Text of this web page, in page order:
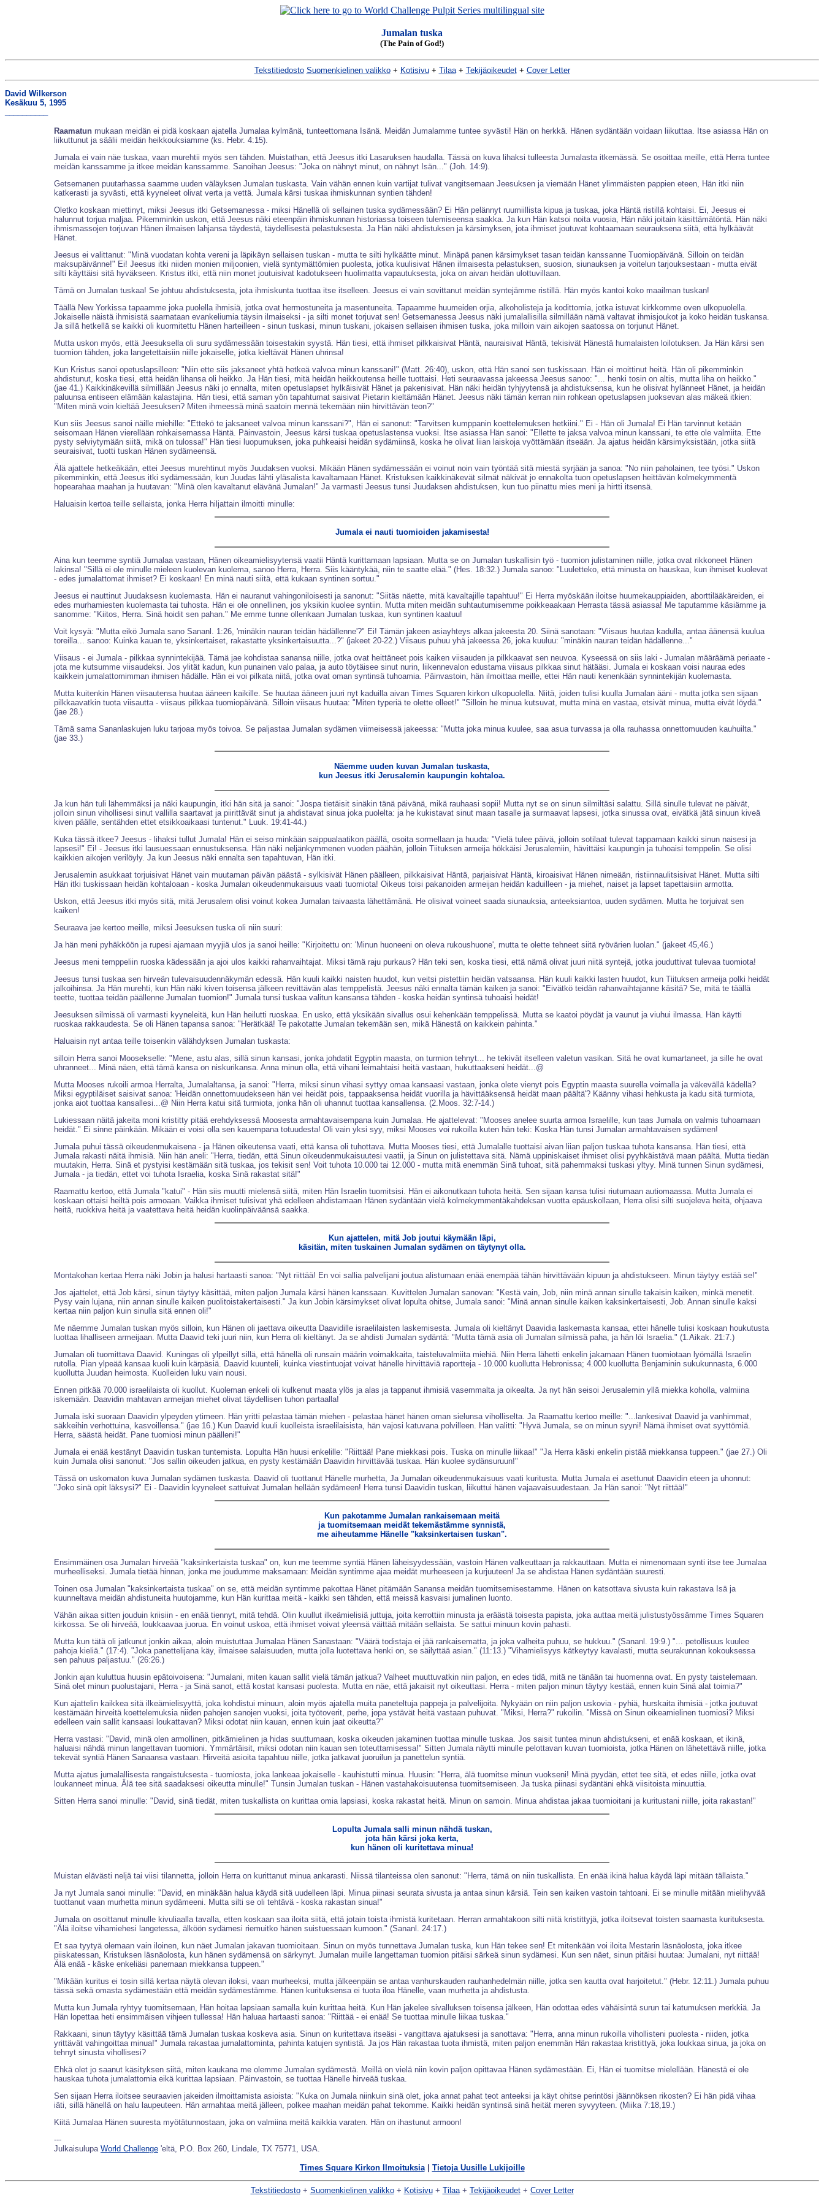
Jumalan tuska
(The Pain of God!)
Tekstitiedosto Suomenkielinen valikko+ Kotisivu+ Tilaa+ Tekijäoikeudet+ Cover Letter
David Wilkerson
Kesäkuu 5, 1995
Raamatun mukaan meidän ei pidä koskaan ajatella Jumalaa kylmänä, tunteettomana Isänä. Meidän Jumalamme tuntee syvästi! Hän on herkkä. Hänen sydäntään voidaan liikuttaa. Itse asiassa Hän on
liikuttunut ja säälii meidän heikkouksiamme (ks. Hebr. 4:15).
Jumala ei vain näe tuskaa, vaan murehtii myös sen tähden. Muistathan, että Jeesus itki Lasaruksen haudalla. Tässä on kuva lihaksi tulleesta Jumalasta itkemässä. Se osoittaa meille, että Herra tuntee
meidän kanssamme ja itkee meidän kanssamme. Sanoihan Jeesus: "Joka on nähnyt minut, on nähnyt Isän..." (Joh. 14:9).
Getsemanen puutarhassa saamme uuden väläyksen Jumalan tuskasta. Vain vähän ennen kuin vartijat tulivat vangitsemaan Jeesuksen ja viemään Hänet ylimmäisten pappien eteen, Hän itki niin
katkerasti ja syvästi, että kyyneleet olivat verta ja vettä. Jumala kärsi tuskaa ihmiskunnan syntien tähden!
Oletko koskaan miettinyt, miksi Jeesus itki Getsemanessa - miksi Hänellä oli sellainen tuska sydämessään? Ei Hän pelännyt ruumiillista kipua ja tuskaa, joka Häntä ristillä kohtaisi. Ei, Jeesus ei
halunnut torjua maljaa. Pikemminkin uskon, että Jeesus näki eteenpäin ihmiskunnan historiassa toiseen tulemiseensa saakka. Ja kun Hän katsoi noita vuosia, Hän näki joitain käsittämätöntä. Hän näki
ihmismassojen torjuvan Hänen ilmaisen lahjansa täydestä, täydellisestä pelastuksesta. Ja Hän näki ahdistuksen ja kärsimyksen, jota ihmiset joutuvat kohtaamaan seurauksena siitä, että hylkäävät
Hänet.
Jeesus ei valittanut: "Minä vuodatan kohta vereni ja läpikäyn sellaisen tuskan - mutta te silti hylkäätte minut. Minäpä panen kärsimykset tasan teidän kanssanne Tuomiopäivänä. Silloin on teidän
maksupäivänne!" Ei! Jeesus itki niiden monien miljoonien, vielä syntymättömien puolesta, jotka kuulisivat Hänen ilmaisesta pelastuksen, suosion, siunauksen ja voitelun tarjouksestaan - mutta eivät
silti käyttäisi sitä hyväkseen. Kristus itki, että niin monet joutuisivat kadotukseen huolimatta vapautuksesta, joka on aivan heidän ulottuvillaan.
Tämä on Jumalan tuskaa! Se johtuu ahdistuksesta, jota ihmiskunta tuottaa itse itselleen. Jeesus ei vain sovittanut meidän syntejämme ristillä. Hän myös kantoi koko maailman tuskan!
Täällä New Yorkissa tapaamme joka puolella ihmisiä, jotka ovat hermostuneita ja masentuneita. Tapaamme huumeiden orjia, alkoholisteja ja kodittomia, jotka istuvat kirkkomme oven ulkopuolella.
Jokaiselle näistä ihmisistä saarnataan evankeliumia täysin ilmaiseksi - ja silti monet torjuvat sen! Getsemanessa Jeesus näki jumalallisilla silmillään nämä valtavat ihmisjoukot ja koko heidän tuskansa.
Ja sillä hetkellä se kaikki oli kuormitettu Hänen harteilleen - sinun tuskasi, minun tuskani, jokaisen sellaisen ihmisen tuska, joka milloin vain aikojen saatossa on torjunut Hänet.
Mutta uskon myös, että Jeesuksella oli suru sydämessään toisestakin syystä. Hän tiesi, että ihmiset pilkkaisivat Häntä, nauraisivat Häntä, tekisivät Hänestä humalaisten loilotuksen. Ja Hän kärsi sen
tuomion tähden, joka langetettaisiin niille jokaiselle, jotka kieltävät Hänen uhrinsa!
Kun Kristus sanoi opetuslapsilleen: "Niin ette siis jaksaneet yhtä hetkeä valvoa minun kanssani!" (Matt. 26:40), uskon, että Hän sanoi sen tuskissaan. Hän ei moittinut heitä. Hän oli pikemminkin
ahdistunut, koska tiesi, että heidän lihansa oli heikko. Ja Hän tiesi, mitä heidän heikkoutensa heille tuottaisi. Heti seuraavassa jakeessa Jeesus sanoo: "... henki tosin on altis, mutta liha on heikko."
(jae 41.) Kaikkinäkevillä silmillään Jeesus näki jo ennalta, miten opetuslapset hylkäisivät Hänet ja pakenisivat. Hän näki heidän tyhjyytensä ja ahdistuksensa, kun he olisivat hylänneet Hänet, ja heidän
paluunsa entiseen elämään kalastajina. Hän tiesi, että saman yön tapahtumat saisivat Pietarin kieltämään Hänet. Jeesus näki tämän kerran niin rohkean opetuslapsen juoksevan alas mäkeä itkien:
"Miten minä voin kieltää Jeesuksen? Miten ihmeessä minä saatoin mennä tekemään niin hirvittävän teon?"
Kun siis Jeesus sanoi näille miehille: "Ettekö te jaksaneet valvoa minun kanssani?", Hän ei sanonut: "Tarvitsen kumppanin koettelemuksen hetkiini." Ei - Hän oli Jumala! Ei Hän tarvinnut ketään
seisomaan Hänen vierellään rohkaisemassa Häntä. Päinvastoin, Jeesus kärsi tuskaa opetuslastensa vuoksi. Itse asiassa Hän sanoi: "Ellette te jaksa valvoa minun kanssani, te ette ole valmiita. Ette
pysty selviytymään siitä, mikä on tulossa!" Hän tiesi luopumuksen, joka puhkeaisi heidän sydämiinsä, koska he olivat liian laiskoja vyöttämään itseään. Ja ajatus heidän kärsimyksistään, jotka siitä
seuraisivat, tuotti tuskan Hänen sydämeensä.
Älä ajattele hetkeäkään, ettei Jeesus murehtinut myös Juudaksen vuoksi. Mikään Hänen sydämessään ei voinut noin vain työntää sitä miestä syrjään ja sanoa: "No niin paholainen, tee työsi." Uskon
pikemminkin, että Jeesus itki sydämessään, kun Juudas lähti yläsalista kavaltamaan Hänet. Kristuksen kaikkinäkevät silmät näkivät jo ennakolta tuon opetuslapsen heittävän kolmekymmentä
hopearahaa maahan ja huutavan: "Minä olen kavaltanut elävänä Jumalan!" Ja varmasti Jeesus tunsi Juudaksen ahdistuksen, kun tuo piinattu mies meni ja hirtti itsensä.
Haluaisin kertoa teille sellaista, jonka Herra hiljattain ilmoitti minulle:
Jumala ei nauti tuomioiden jakamisesta!
Aina kun teemme syntiä Jumalaa vastaan, Hänen oikeamielisyytensä vaatii Häntä kurittamaan lapsiaan. Mutta se on Jumalan tuskallisin työ - tuomion julistaminen niille, jotka ovat rikkoneet Hänen
lakinsa! "Sillä ei ole minulle mieleen kuolevan kuolema, sanoo Herra, Herra. Siis kääntykää, niin te saatte elää." (Hes. 18:32.) Jumala sanoo: "Luuletteko, että minusta on hauskaa, kun ihmiset kuolevat
- edes jumalattomat ihmiset? Ei koskaan! En minä nauti siitä, että kukaan syntinen sortuu."
Jeesus ei nauttinut Juudaksesn kuolemasta. Hän ei nauranut vahingoniloisesti ja sanonut: "Siitäs näette, mitä kavaltajille tapahtuu!" Ei Herra myöskään iloitse huumekauppiaiden, aborttilääkäreiden, ei
edes murhamiesten kuolemasta tai tuhosta. Hän ei ole onnellinen, jos yksikin kuolee syntiin. Mutta miten meidän suhtautumisemme poikkeaakaan Herrasta tässä asiassa! Me taputamme käsiämme ja
sanomme: "Kiitos, Herra. Sinä hoidit sen pahan." Me emme tunne ollenkaan Jumalan tuskaa, kun syntinen kaatuu!
Voit kysyä: "Mutta eikö Jumala sano Sananl. 1:26, 'minäkin nauran teidän hädällenne'?" Ei! Tämän jakeen asiayhteys alkaa jakeesta 20. Siinä sanotaan: "Viisaus huutaa kadulla, antaa äänensä kuulua
toreilla... sanoo: Kuinka kauan te, yksinkertaiset, rakastatte yksinkertaisuutta...?" (jakeet 20-22.) Viisaus puhuu yhä jakeessa 26, joka kuuluu: "minäkin nauran teidän hädällenne..."
Viisaus - ei Jumala - pilkkaa synnintekijää. Tämä jae kohdistaa sanansa niille, jotka ovat heittäneet pois kaiken viisauden ja pilkkaavat sen neuvoa. Kyseessä on siis laki - Jumalan määräämä periaate -
jota me kutsumme viisaudeksi. Jos ylität kadun, kun punainen valo palaa, ja auto töytäisee sinut nurin, liikennevalon edustama viisaus pilkkaa sinut hätääsi. Jumala ei koskaan voisi nauraa edes
kaikkein jumalattomimman ihmisen hädälle. Hän ei voi pilkata niitä, jotka ovat oman syntinsä tuhoamia. Päinvastoin, hän ilmoittaa meille, ettei Hän nauti kenenkään synnintekijän kuolemasta.
Mutta kuitenkin Hänen viisautensa huutaa ääneen kaikille. Se huutaa ääneen juuri nyt kaduilla aivan Times Squaren kirkon ulkopuolella. Niitä, joiden tulisi kuulla Jumalan ääni - mutta jotka sen sijaan
pilkkaavatkin tuota viisautta - viisaus pilkkaa tuomiopäivänä. Silloin viisaus huutaa: "Miten typeriä te olette olleet!" "Silloin he minua kutsuvat, mutta minä en vastaa, etsivät minua, mutta eivät löydä."
(jae 28.)
Tämä sama Sananlaskujen luku tarjoaa myös toivoa. Se paljastaa Jumalan sydämen viimeisessä jakeessa: "Mutta joka minua kuulee, saa asua turvassa ja olla rauhassa onnettomuuden kauhuilta."
(jae 33.)
Näemme uuden kuvan Jumalan tuskasta,
kun Jeesus itki Jerusalemin kaupungin kohtaloa.
Ja kun hän tuli lähemmäksi ja näki kaupungin, itki hän sitä ja sanoi: "Jospa tietäisit sinäkin tänä päivänä, mikä rauhaasi sopii! Mutta nyt se on sinun silmiltäsi salattu. Sillä sinulle tulevat ne päivät,
jolloin sinun vihollisesi sinut vallilla saartavat ja piirittävät sinut ja ahdistavat sinua joka puolelta: ja he kukistavat sinut maan tasalle ja surmaavat lapsesi, jotka sinussa ovat, eivätkä jätä sinuun kiveä
kiven päälle, sentähden ettet etsikkoaikaasi tuntenut." Luuk. 19:41-44.)
Kuka tässä itkee? Jeesus - lihaksi tullut Jumala! Hän ei seiso minkään saippualaatikon päällä, osoita sormellaan ja huuda: "Vielä tulee päivä, jolloin sotilaat tulevat tappamaan kaikki sinun naisesi ja
lapsesi!" Ei! - Jeesus itki lausuessaan ennustuksensa. Hän näki neljänkymmenen vuoden päähän, jolloin Tiituksen armeija hökkäisi Jerusalemiin, hävittäisi kaupungin ja tuhoaisi temppelin. Se olisi
kaikkien aikojen verilöyly. Ja kun Jeesus näki ennalta sen tapahtuvan, Hän itki.
Jerusalemin asukkaat torjuisivat Hänet vain muutaman päivän päästä - sylkisivät Hänen päälleen, pilkkaisivat Häntä, parjaisivat Häntä, kiroaisivat Hänen nimeään, ristiinnaulitsisivat Hänet. Mutta silti
Hän itki tuskissaan heidän kohtaloaan - koska Jumalan oikeudenmukaisuus vaati tuomiota! Oikeus toisi pakanoiden armeijan heidän kaduilleen - ja miehet, naiset ja lapset tapettaisiin armotta.
Uskon, että Jeesus itki myös sitä, mitä Jerusalem olisi voinut kokea Jumalan taivaasta lähettämänä. He olisivat voineet saada siunauksia, anteeksiantoa, uuden sydämen. Mutta he torjuivat sen
kaiken!
Seuraava jae kertoo meille, miksi Jeesuksen tuska oli niin suuri:
Ja hän meni pyhäkköön ja rupesi ajamaan myyjiä ulos ja sanoi heille: "Kirjoitettu on: 'Minun huoneeni on oleva rukoushuone', mutta te olette tehneet siitä ryövärien luolan." (jakeet 45,46.)
Jeesus meni temppeliin ruoska kädessään ja ajoi ulos kaikki rahanvaihtajat. Miksi tämä raju purkaus? Hän teki sen, koska tiesi, että nämä olivat juuri niitä syntejä, jotka jouduttivat tulevaa tuomiota!
Jeesus tunsi tuskaa sen hirveän tulevaisuudennäkymän edessä. Hän kuuli kaikki naisten huudot, kun veitsi pistettiin heidän vatsaansa. Hän kuuli kaikki lasten huudot, kun Tiituksen armeija polki heidät
jalkoihinsa. Ja Hän murehti, kun Hän näki kiven toisensa jälkeen revittävän alas temppelistä. Jeesus näki ennalta tämän kaiken ja sanoi: "Eivätkö teidän rahanvaihtajanne käsitä? Se, mitä te täällä
teette, tuottaa teidän päällenne Jumalan tuomion!" Jumala tunsi tuskaa valitun kansansa tähden - koska heidän syntinsä tuhoaisi heidät!
Jeesuksen silmissä oli varmasti kyyneleitä, kun Hän heilutti ruoskaa. En usko, että yksikään sivallus osui kehenkään temppelissä. Mutta se kaatoi pöydät ja vaunut ja viuhui ilmassa. Hän käytti
ruoskaa rakkaudesta. Se oli Hänen tapansa sanoa: "Herätkää! Te pakotatte Jumalan tekemään sen, mikä Hänestä on kaikkein pahinta."
Haluaisin nyt antaa teille toisenkin välähdyksen Jumalan tuskasta:
silloin Herra sanoi Moosekselle: "Mene, astu alas, sillä sinun kansasi, jonka johdatit Egyptin maasta, on turmion tehnyt... he tekivät itselleen valetun vasikan. Sitä he ovat kumartaneet, ja sille he ovat
uhranneet... Minä näen, että tämä kansa on niskurikansa. Anna minun olla, että vihani leimahtaisi heitä vastaan, hukuttaakseni heidät...@
Mutta Mooses rukoili armoa Herralta, Jumalaltansa, ja sanoi: "Herra, miksi sinun vihasi syttyy omaa kansaasi vastaan, jonka olete vienyt pois Egyptin maasta suurella voimalla ja väkevällä kädellä?
Miksi egyptiläiset saisivat sanoa: 'Heidän onnettomuudekseen hän vei heidät pois, tappaaksensa heidät vuorilla ja hävittääksensä heidät maan päältä'? Käänny vihasi hehkusta ja kadu sitä turmiota,
jonka aiot tuottaa kansallesi...@ Niin Herra katui sitä turmiota, jonka hän oli uhannut tuottaa kansallensa. (2.Moos. 32:7-14.)
Lukiessaan näitä jakeita moni kristitty pitää erehdyksessä Moosesta armahtavaisempana kuin Jumalaa. He ajattelevat: "Mooses anelee suurta armoa Israelille, kun taas Jumala on valmis tuhoamaan
heidät." Ei sinne päinkään. Mikään ei voisi olla sen kauempana totuudesta! Oli vain yksi syy, miksi Mooses voi rukoilla kuten hän teki: Koska Hän tunsi Jumalan armahtavaisen sydämen!
Jumala puhui tässä oikeudenmukaisena - ja Hänen oikeutensa vaati, että kansa oli tuhottava. Mutta Mooses tiesi, että Jumalalle tuottaisi aivan liian paljon tuskaa tuhota kansansa. Hän tiesi, että
Jumala rakasti näitä ihmisiä. Niin hän aneli: "Herra, tiedän, että Sinun oikeudenmukaisuutesi vaatii, ja Sinun on julistettava sitä. Nämä uppiniskaiset ihmiset olisi pyyhkäistävä maan päältä. Mutta tiedän
muutakin, Herra. Sinä et pystyisi kestämään sitä tuskaa, jos tekisit sen! Voit tuhota 10.000 tai 12.000 - mutta mitä enemmän Sinä tuhoat, sitä pahemmaksi tuskasi yltyy. Minä tunnen Sinun sydämesi,
Jumala - ja tiedän, ettet voi tuhota Israelia, koska Sinä rakastat sitä!"
Raamattu kertoo, että Jumala "katui" - Hän siis muutti mielensä siitä, miten Hän Israelin tuomitsisi. Hän ei aikonutkaan tuhota heitä. Sen sijaan kansa tulisi riutumaan autiomaassa. Mutta Jumala ei
koskaan ottaisi heiltä pois armoaan. Vaikka ihmiset tulisivat yhä edelleen ahdistamaan Hänen sydäntään vielä kolmekymmentäkahdeksan vuotta epäuskollaan, Herra olisi silti suojeleva heitä, ohjaava
heitä, ruokkiva heitä ja vaatettava heitä heidän kuolinpäiväänsä saakka.
Kun ajattelen, mitä Job joutui käymään läpi,
käsitän, miten tuskainen Jumalan sydämen on täytynyt olla.
Montakohan kertaa Herra näki Jobin ja halusi hartaasti sanoa: "Nyt riittää! En voi sallia palvelijani joutua alistumaan enää enempää tähän hirvittävään kipuun ja ahdistukseen. Minun täytyy estää se!"
Jos ajattelet, että Job kärsi, sinun täytyy käsittää, miten paljon Jumala kärsi hänen kanssaan. Kuvittelen Jumalan sanovan: "Kestä vain, Job, niin minä annan sinulle takaisin kaiken, minkä menetit.
Pysy vain lujana, niin annan sinulle kaiken puolitoistakertaisesti." Ja kun Jobin kärsimykset olivat lopulta ohitse, Jumala sanoi: "Minä annan sinulle kaiken kaksinkertaisesti, Job. Annan sinulle kaksi
kertaa niin paljon kuin sinulla sitä ennen oli!"
Me näemme Jumalan tuskan myös silloin, kun Hänen oli jaettava oikeutta Daavidille israelilaisten laskemisesta. Jumala oli kieltänyt Daavidia laskemasta kansaa, ettei hänelle tulisi koskaan houkutusta
luottaa lihalliseen armeijaan. Mutta Daavid teki juuri niin, kun Herra oli kieltänyt. Ja se ahdisti Jumalan sydäntä: "Mutta tämä asia oli Jumalan silmissä paha, ja hän löi Israelia." (1.Aikak. 21:7.)
Jumalan oli tuomittava Daavid. Kuningas oli ylpeillyt sillä, että hänellä oli runsain määrin voimakkaita, taisteluvalmiita miehiä. Niin Herra lähetti enkelin jakamaan Hänen tuomiotaan lyömällä Israelin
rutolla. Pian ylpeää kansaa kuoli kuin kärpäsiä. Daavid kuunteli, kuinka viestintuojat voivat hänelle hirvittäviä raportteja - 10.000 kuollutta Hebronissa; 4.000 kuollutta Benjaminin sukukunnasta, 6.000
kuollutta Juudan heimosta. Kuolleiden luku vain nousi.
Ennen pitkää 70.000 israelilaista oli kuollut. Kuoleman enkeli oli kulkenut maata ylös ja alas ja tappanut ihmisiä vasemmalta ja oikealta. Ja nyt hän seisoi Jerusalemin yllä miekka koholla, valmiina
iskemään. Daavidin mahtavan armeijan miehet olivat täydellisen tuhon partaalla!
Jumala iski suoraan Daavidin ylpeyden ytimeen. Hän yritti pelastaa tämän miehen - pelastaa hänet hänen oman sielunsa viholliselta. Ja Raamattu kertoo meille: "...lankesivat Daavid ja vanhimmat,
säkkeihin verhottuina, kasvoillensa." (jae 16.) Kun Daavid kuuli kuolleista israelilaisista, hän vajosi katuvana polvilleen. Hän valitti: "Hyvä Jumala, se on minun syyni! Nämä ihmiset ovat syyttömiä.
Herra, säästä heidät. Pane tuomiosi minun päälleni!"
Jumala ei enää kestänyt Daavidin tuskan tuntemista. Lopulta Hän huusi enkelille: "Riittää! Pane miekkasi pois. Tuska on minulle liikaa!" "Ja Herra käski enkelin pistää miekkansa tuppeen." (jae 27.) Oli
kuin Jumala olisi sanonut: "Jos sallin oikeuden jatkua, en pysty kestämään Daavidin hirvittävää tuskaa. Hän kuolee sydänsuruun!"
Tässä on uskomaton kuva Jumalan sydämen tuskasta. Daavid oli tuottanut Hänelle murhetta, Ja Jumalan oikeudenmukaisuus vaati kuritusta. Mutta Jumala ei asettunut Daavidin eteen ja uhonnut:
"Joko sinä opit läksysi?" Ei - Daavidin kyyneleet sattuivat Jumalan hellään sydämeen! Herra tunsi Daavidin tuskan, liikuttui hänen vajaavaisuudestaan. Ja Hän sanoi: "Nyt riittää!"
Kun pakotamme Jumalan rankaisemaan meitä
ja tuomitsemaan meidät tekemästämme synnistä,
me aiheutamme Hänelle "kaksinkertaisen tuskan".
Ensimmäinen osa Jumalan hirveää "kaksinkertaista tuskaa" on, kun me teemme syntiä Hänen läheisyydessään, vastoin Hänen valkeuttaan ja rakkauttaan. Mutta ei nimenomaan synti itse tee Jumalaa
murheelliseksi. Jumala tietää hinnan, jonka me joudumme maksamaan: Meidän syntimme ajaa meidät murheeseen ja kurjuuteen! Ja se ahdistaa Hänen sydäntään suuresti.
Toinen osa Jumalan "kaksinkertaista tuskaa" on se, että meidän syntimme pakottaa Hänet pitämään Sanansa meidän tuomitsemisestamme. Hänen on katsottava sivusta kuin rakastava Isä ja
kuunneltava meidän ahdistuneita huutojamme, kun Hän kurittaa meitä - kaikki sen tähden, että meissä kasvaisi jumalinen luonto.
Vähän aikaa sitten jouduin kriisiin - en enää tiennyt, mitä tehdä. Olin kuullut ilkeämielisiä juttuja, joita kerrottiin minusta ja eräästä toisesta papista, joka auttaa meitä julistustyössämme Times Squaren
kirkossa. Se oli hirveää, loukkaavaa juorua. En voinut uskoa, että ihmiset voivat yleensä väittää mitään sellaista. Se sattui minuun kovin pahasti.
Mutta kun tätä oli jatkunut jonkin aikaa, aloin muistuttaa Jumalaa Hänen Sanastaan: "Väärä todistaja ei jää rankaisematta, ja joka valheita puhuu, se hukkuu." (Sananl. 19:9.) "... petollisuus kuulee
pahoja kieliä." (17:4). "Joka panettelijana käy, ilmaisee salaisuuden, mutta jolla luotettava henki on, se säilyttää asian." (11:13.) "Vihamielisyys kätkeytyy kavalasti, mutta seurakunnan kokouksessa
sen pahuus paljastuu." (26:26.)
Jonkin ajan kuluttua huusin epätoivoisena: "Jumalani, miten kauan sallit vielä tämän jatkua? Valheet muuttuvatkin niin paljon, en edes tidä, mitä ne tänään tai huomenna ovat. En pysty taistelemaan.
Sinä olet minun puolustajani, Herra - ja Sinä sanot, että kostat kansasi puolesta. Mutta en näe, että jakaisit nyt oikeuttasi. Herra - miten paljon minun täytyy kestää, ennen kuin Sinä alat toimia?"
Kun ajattelin kaikkea sitä ilkeämielisyyttä, joka kohdistui minuun, aloin myös ajatella muita paneteltuja pappeja ja palvelijoita. Nykyään on niin paljon uskovia - pyhiä, hurskaita ihmisiä - jotka joutuvat
kestämään hirveitä koettelemuksia niiden pahojen sanojen vuoksi, joita työtoverit, perhe, jopa ystävät heitä vastaan puhuvat. "Miksi, Herra?" rukoilin. "Missä on Sinun oikeamielinen tuomiosi? Miksi
edelleen vain sallit kansaasi loukattavan? Miksi odotat niin kauan, ennen kuin jaat oikeutta?"
Herra vastasi: "David, minä olen armollinen, pitkämielinen ja hidas suuttumaan, koska oikeuden jakaminen tuottaa minulle tuskaa. Jos saisit tuntea minun ahdistukseni, et enää koskaan, et ikinä,
haluaisi nähdä minun langettavan tuomioni. Ymmärtäisit, miksi odotan niin kauan sen toteuttamisessa!" Sitten Jumala näytti minulle pelottavan kuvan tuomioista, jotka Hänen on lähetettävä niille, jotka
tekevät syntiä Hänen Sanaansa vastaan. Hirveitä asioita tapahtuu niille, jotka jatkavat juoruilun ja panettelun syntiä.
Mutta ajatus jumalallisesta rangaistuksesta - tuomiosta, joka lankeaa jokaiselle - kauhistutti minua. Huusin: "Herra, älä tuomitse minun vuokseni! Minä pyydän, ettet tee sitä, et edes niille, jotka ovat
loukanneet minua. Älä tee sitä saadaksesi oikeutta minulle!" Tunsin Jumalan tuskan - Hänen vastahakoisuutensa tuomitsemiseen. Ja tuska piinasi sydäntäni ehkä viisitoista minuuttia.
Sitten Herra sanoi minulle: "David, sinä tiedät, miten tuskallista on kurittaa omia lapsiasi, koska rakastat heitä. Minun on samoin. Minua ahdistaa jakaa tuomioitani ja kuritustani niille, joita rakastan!"
Lopulta Jumala salli minun nähdä tuskan,
jota hän kärsi joka kerta,
kun hänen oli kuritettava minua!
Muistan elävästi neljä tai viisi tilannetta, jolloin Herra on kurittanut minua ankarasti. Niissä tilanteissa olen sanonut: "Herra, tämä on niin tuskallista. En enää ikinä halua käydä läpi mitään tällaista."
Ja nyt Jumala sanoi minulle: "David, en minäkään halua käydä sitä uudelleen läpi. Minua piinasi seurata sivusta ja antaa sinun kärsiä. Tein sen kaiken vastoin tahtoani. Ei se minulle mitään mielihyvää
tuottanut vaan murhetta minun sydämeeni. Mutta silti se oli tehtävä - koska rakastan sinua!"
Jumala on osoittanut minulle kivuliaalla tavalla, etten koskaan saa iloita siitä, että jotain toista ihmistä kuritetaan. Herran armahtakoon silti niitä kristittyjä, jotka iloitsevat toisten saamasta kurituksesta.
"Älä iloitse vihamiehesi langetessa, älköön sydämesi riemuitko hänen suistuessaan kumoon." (Sananl. 24:17.)
Et saa tyytyä olemaan vain iloinen, kun näet Jumalan jakavan tuomioitaan. Sinun on myös tunnettava Jumalan tuska, kun Hän tekee sen! Et mitenkään voi iloita Mestarin läsnäolosta, joka itkee
piiskatessan, Kristuksen läsnäolosta, kun hänen sydämensä on särkynyt. Jumalan muille langettaman tuomion pitäisi särkeä sinun sydämesi. Kun sen näet, sinun pitäisi huutaa: Jumalani, nyt riittää!
Älä enää - käske enkeliäsi panemaan miekkansa tuppeen."
"Mikään kuritus ei tosin sillä kertaa näytä olevan iloksi, vaan murheeksi, mutta jälkeenpäin se antaa vanhurskauden rauhanhedelmän niille, jotka sen kautta ovat harjoitetut." (Hebr. 12:11.) Jumala puhuu
tässä sekä omasta sydämestään että meidän sydämestämme. Hänen kurituksensa ei tuota iloa Hänelle, vaan murhetta ja ahdistusta.
Mutta kun Jumala ryhtyy tuomitsemaan, Hän hoitaa lapsiaan samalla kuin kurittaa heitä. Kun Hän jakelee sivalluksen toisensa jälkeen, Hän odottaa edes vähäisintä surun tai katumuksen merkkiä. Ja
Hän lopettaa heti ensimmäisen vihjeen tullessa! Hän haluaa hartaasti sanoa: "Riittää - ei enää! Se tuottaa minulle liikaa tuskaa."
Rakkaani, sinun täytyy käsittää tämä Jumalan tuskaa koskeva asia. Sinun on kuritettava itseäsi - vangittava ajatuksesi ja sanottava: "Herra, anna minun rukoilla vihollisteni puolesta - niiden, jotka
yrittävät vahingoittaa minua!" Jumala rakastaa jumalattominta, pahinta katujen syntistä. Ja jos Hän rakastaa tuota ihmistä, miten paljon enemmän Hän rakastaa kristittyä, joka loukkaa sinua, ja joka on
tehnyt sinusta vihollisesi?
Ehkä olet jo saanut käsityksen siitä, miten kaukana me olemme Jumalan sydämestä. Meillä on vielä niin kovin paljon opittavaa Hänen sydämestään. Ei, Hän ei tuomitse mielellään. Hänestä ei ole
hauskaa tuhota jumalattomia eikä kurittaa lapsiaan. Päinvastoin, se tuottaa Hänelle hirveää tuskaa.
Sen sijaan Herra iloitsee seuraavien jakeiden ilmoittamista asioista: "Kuka on Jumala niinkuin sinä olet, joka annat pahat teot anteeksi ja käyt ohitse perintösi jäännöksen rikosten? Ei hän pidä vihaa
iäti, sillä hänellä on halu laupeuteen. Hän armahtaa meitä jälleen, polkee maahan meidän pahat tekomme. Kaikki heidän syntinsä sinä heität meren syvyyteen. (Miika 7:18,19.)
Kiitä Jumalaa Hänen suuresta myötätunnostaan, joka on valmiina meitä kaikkia varaten. Hän on ihastunut armoon!
---
Julkaisulupa World Challenge 'eltä, P.O. Box 260, Lindale, TX 75771, USA.
Times Square Kirkon Ilmoituksia| Tietoja Uusille Lukijoille
Tekstitiedosto+ Suomenkielinen valikko+ Kotisivu+ Tilaa+ Tekijäoikeudet+ Cover Letter